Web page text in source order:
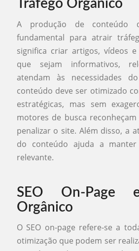
Tráfego Orgânico
A produção de conteúdo
fundamental para atrair
significa criar artigos, vídeos
que sejam informativos,
atendam às necessidades
conteúdo deve ser otimizado
estratégicas, mas sem
motores de busca
penalizar o site. Além disso, a
do conteúdo ajuda a
relevante.
SEO On-Page
Orgânico
O SEO on-page refere-se a
otimização que podem ser